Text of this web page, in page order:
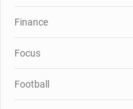
Finance
Focus
Football